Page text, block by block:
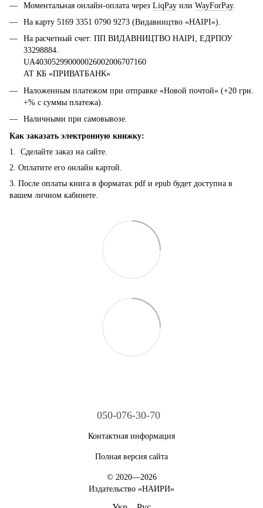
Моментальная онлайн-оплата через LiqPay или WayForPay.
На карту 5169 3351 0790 9273 (Видавництво «НАІРІ»).
На расчетный счет: ПП ВИДАВНИЦТВО НАІРІ, ЕДРПОУ
33298884.
UA403052990000026002006707160
АТ КБ «ПРИВАТБАНК»
Наложенным платежом при отправке «Новой почтой» (+20 грн.
+% с суммы платежа).
Наличными при самовывозе.
Как заказать электронную книжку:
1. Сделайте заказ на сайте.
2. Оплатите его онлайн картой.
3. После оплаты книга в форматах pdf и epub будет доступна в
вашем личном кабинете.
050-076-30-70
Контактная информация
Полная версия сайта
© 2020—2026
Издательство «НАИРИ»